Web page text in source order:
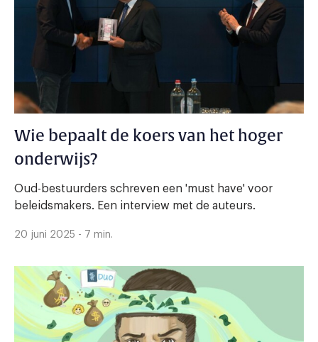
Wie bepaalt de koers van het hoger
onderwijs?
Oud-bestuurders schreven een 'must have' voor
beleidsmakers. Een interview met de auteurs.
20 juni 2025 - 7 min.